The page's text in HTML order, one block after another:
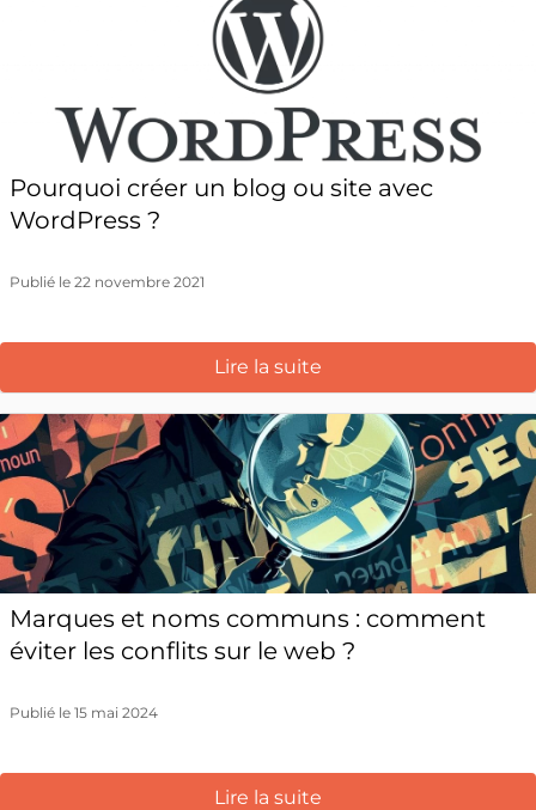
Pourquoi créer un blog ou site avec
WordPress ?
Publié le 22 novembre 2021
Lire la suite
Marques et noms communs : comment
éviter les conflits sur le web ?
Publié le 15 mai 2024
Lire la suite